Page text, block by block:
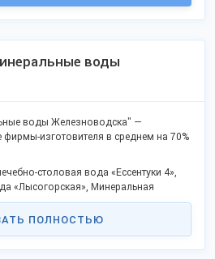
воды
воды Железноводска" —
изготовителя в среднем на 70%
столовая вода «Ессентуки 4»,
«Лысогорская», Минеральная
Новая 2», Минеральная
Минеральная лечебно-
ПОЛНОСТЬЮ